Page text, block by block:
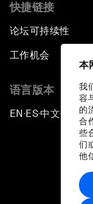
本
我
容
的
合
些
们
他
快捷链接
论坛可持续性
工作机会
语言版本
EN ▪ ES▪中文▪ 日本語